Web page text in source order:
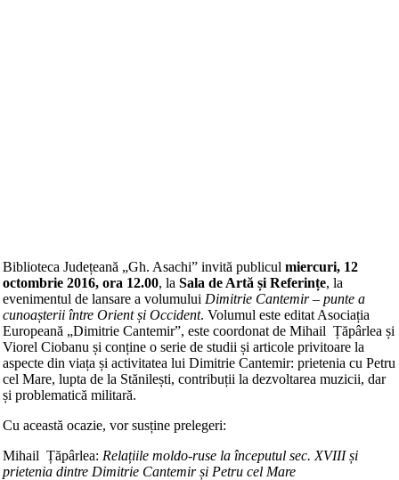
Biblioteca Județeană „Gh. Asachi” invită publicul miercuri, 12
octombrie 2016, ora 12.00, la Sala de Artă și Referințe, la
evenimentul de lansare a volumului Dimitrie Cantemir – punte a
cunoașterii între Orient și Occident. Volumul este editat Asociația
Europeană „Dimitrie Cantemir”, este coordonat de Mihail Țăpârlea și
Viorel Ciobanu și conține o serie de studii și articole privitoare la
aspecte din viața și activitatea lui Dimitrie Cantemir: prietenia cu Petru
cel Mare, lupta de la Stănilești, contribuții la dezvoltarea muzicii, dar
și problematică militară.
Cu această ocazie, vor susține prelegeri:
Mihail Țăpârlea: Relațiile moldo-ruse la începutul sec. XVIII și
prietenia dintre Dimitrie Cantemir și Petru cel Mare